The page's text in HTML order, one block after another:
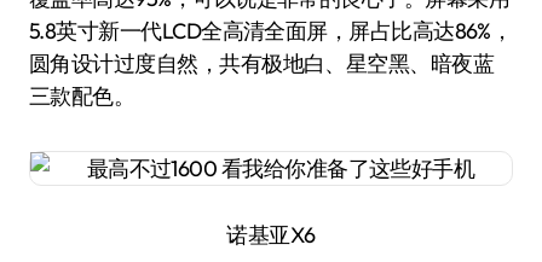
5.8英寸新一代LCD全高清全面屏，屏占比高达86%，
圆角设计过度自然，共有极地白、星空黑、暗夜蓝
三款配色。
诺基亚X6